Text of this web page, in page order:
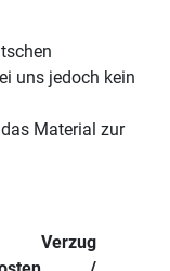
uns jedoch kein
Material zur
Verzug